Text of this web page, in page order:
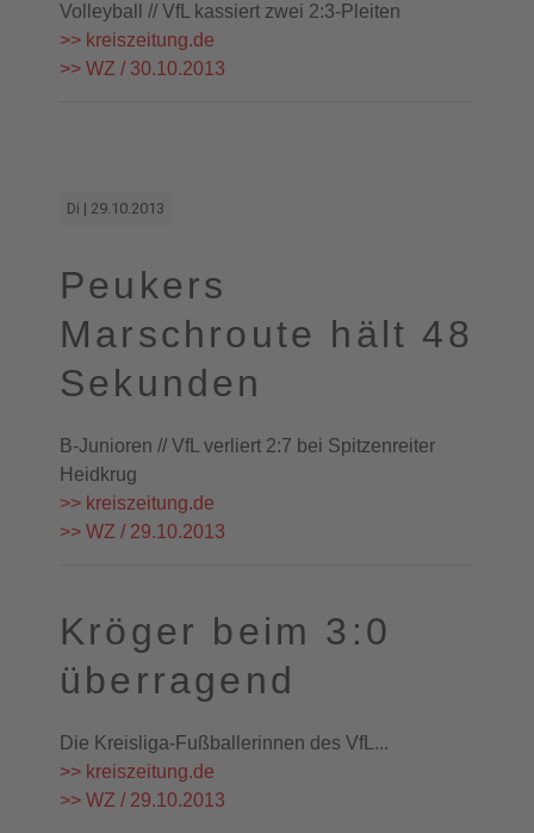
Volleyball // VfL kassiert zwei 2:3-Pleiten
>> kreiszeitung.de
>> WZ / 30.10.2013
Di | 29.10.2013
Peukers
Marschroute hält 48
Sekunden
B-Junioren // VfL verliert 2:7 bei Spitzenreiter
Heidkrug
>> kreiszeitung.de
>> WZ / 29.10.2013
Kröger beim 3:0
überragend
Die Kreisliga-Fußballerinnen des VfL...
>> kreiszeitung.de
>> WZ / 29.10.2013